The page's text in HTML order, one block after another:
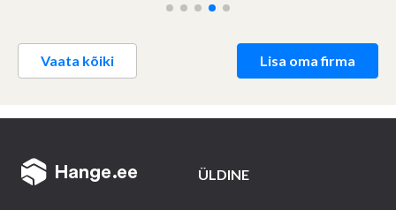
Vaata kõiki Lisa oma firma
ÜLDINE